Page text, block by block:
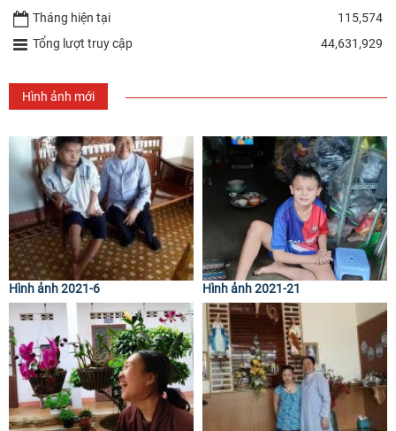
Tháng hiện tại
115,574
Tổng lượt truy cập
44,631,929
Hình ảnh mới
Hình ảnh 2021-6 Hình ảnh 2021-21